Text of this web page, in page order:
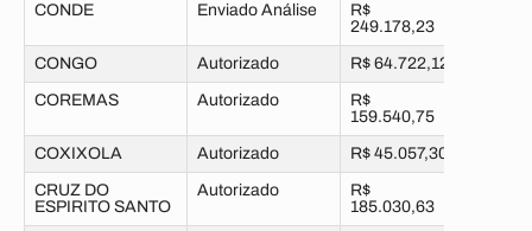
CONDE Enviado Análise
R$
249.178,23
CONGO Autorizado R$ 64.722,12
COREMAS Autorizado
R$
159.540,75
COXIXOLA Autorizado R$ 45.057,30
CRUZ DO
ESPIRITO SANTO
Autorizado
R$
185.030,63